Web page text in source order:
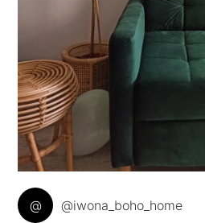
@ @iwona_boho_home